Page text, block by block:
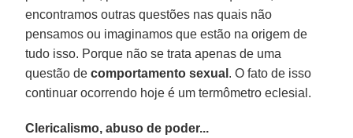
encontramos outras questões nas quais não
pensamos ou imaginamos que estão na origem de
tudo isso. Porque não se trata apenas de uma
questão decomportamento sexual . O fato de isso
continuar ocorrendo hoje é um termômetro eclesial.
Clericalismo, abuso de poder...